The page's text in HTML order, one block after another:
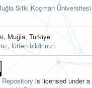
Sıtkı Koçman Üniversitesi
Muğla, Türkiye
lütfen bildiriniz:
is licensed under a